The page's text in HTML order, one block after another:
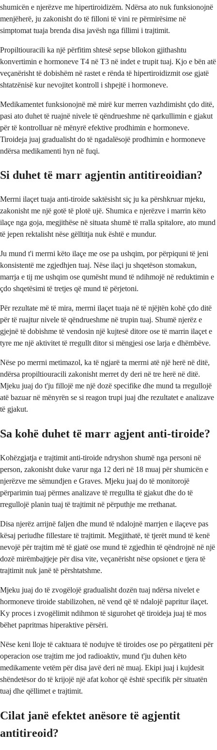
shumicën e njerëzve me hipertiroidizëm. Ndërsa ato nuk funksionojnë
menjëherë, ju zakonisht do të filloni të vini re përmirësime në
simptomat tuaja brenda disa javësh nga fillimi i trajtimit.
Propiltiouracili ka një përfitim shtesë sepse bllokon gjithashtu
konvertimin e hormoneve T4 në T3 në indet e trupit tuaj. Kjo e bën atë
veçanërisht të dobishëm në rastet e rënda të hipertiroidizmit ose gjatë
shtatzënisë kur nevojitet kontroll i shpejtë i hormoneve.
Medikamentet funksionojnë më mirë kur merren vazhdimisht çdo ditë,
pasi ato duhet të ruajnë nivele të qëndrueshme në qarkullimin e gjakut
për të kontrolluar në mënyrë efektive prodhimin e hormoneve.
Tiroideja juaj gradualisht do të ngadalësojë prodhimin e hormoneve
ndërsa medikamenti hyn në fuqi.
Si duhet të marr agjentin antitireoidian?
Merrni ilaçet tuaja anti-tiroide saktësisht siç ju ka përshkruar mjeku,
zakonisht me një gotë të plotë ujë. Shumica e njerëzve i marrin këto
ilaçe nga goja, megjithëse në situata shumë të rralla spitalore, ato mund
të jepen rektalisht nëse gëlltitja nuk është e mundur.
Ju mund t'i merrni këto ilaçe me ose pa ushqim, por përpiquni të jeni
konsistentë me zgjedhjen tuaj. Nëse ilaçi ju shqetëson stomakun,
marrja e tij me ushqim ose qumësht mund të ndihmojë në reduktimin e
çdo shqetësimi të tretjes që mund të përjetoni.
Për rezultate më të mira, merrni ilaçet tuaja në të njëjtën kohë çdo ditë
për të ruajtur nivele të qëndrueshme në trupin tuaj. Shumë njerëz e
gjejnë të dobishme të vendosin një kujtesë ditore ose të marrin ilaçet e
tyre me një aktivitet të rregullt ditor si mëngjesi ose larja e dhëmbëve.
Nëse po merrni metimazol, ka të ngjarë ta merrni atë një herë në ditë,
ndërsa propiltiouracili zakonisht merret dy deri në tre herë në ditë.
Mjeku juaj do t'ju fillojë me një dozë specifike dhe mund ta rregullojë
atë bazuar në mënyrën se si reagon trupi juaj dhe rezultatet e analizave
të gjakut.
Sa kohë duhet të marr agjent anti-tiroide?
Kohëzgjatja e trajtimit anti-tiroide ndryshon shumë nga personi në
person, zakonisht duke varur nga 12 deri në 18 muaj për shumicën e
njerëzve me sëmundjen e Graves. Mjeku juaj do të monitorojë
përparimin tuaj përmes analizave të rregullta të gjakut dhe do të
rregullojë planin tuaj të trajtimit në përputhje me rrethanat.
Disa njerëz arrijnë faljen dhe mund të ndalojnë marrjen e ilaçeve pas
kësaj periudhe fillestare të trajtimit. Megjithatë, të tjerët mund të kenë
nevojë për trajtim më të gjatë ose mund të zgjedhin të qëndrojnë në një
dozë mirëmbajtjeje për disa vite, veçanërisht nëse opsionet e tjera të
trajtimit nuk janë të përshtatshme.
Mjeku juaj do të zvogëlojë gradualisht dozën tuaj ndërsa nivelet e
hormoneve tiroide stabilizohen, në vend që të ndalojë papritur ilaçet.
Ky proces i zvogëlimit ndihmon të sigurohet që tiroideja juaj të mos
bëhet papritmas hiperaktive përsëri.
Nëse keni lloje të caktuara të nodujve të tiroides ose po përgatiteni për
operacion ose trajtim me jod radioaktiv, mund t'ju duhen këto
medikamente vetëm për disa javë deri në muaj. Ekipi juaj i kujdesit
shëndetësor do të krijojë një afat kohor që është specifik për situatën
tuaj dhe qëllimet e trajtimit.
Cilat janë efektet anësore të agjentit
antitireoid?